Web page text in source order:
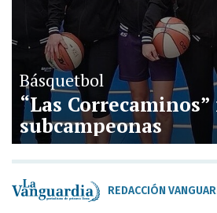
Básquetbol
“Las
subcampeonas
REDACCIÓN